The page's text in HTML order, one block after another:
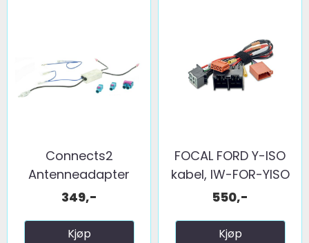
Connects2
Antenneadapter
(FM) 2 x fakra ...
349,-
Kjøp
FOCAL FORD Y-ISO
kabel, IW-FOR-YISO
550,-
Kjøp